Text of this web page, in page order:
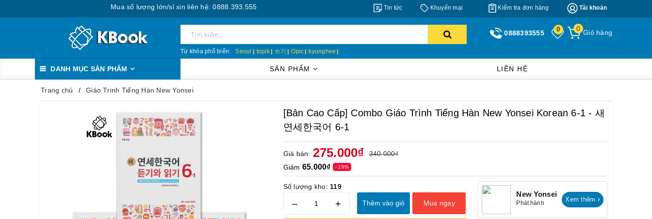
Mua số lượng lớn/sỉ xin liên hệ: 0888.393.555 Tài khoản
Kiểm tra đơn hàng
Khuyến mại
Tin tức
Từ khóa phổ biến: Seoul topik 쓰기 Opic kyunghee
Giỏ hàng
0
0
0888393555
DANH MỤC SẢN PHẨM SẢN PHẨM LIÊN HỆ
Trang chủ Giáo Trình Tiếng Hàn New Yonsei
[Bản Cao Cấp] Combo Giáo Trình Tiếng Hàn New Yonsei Korean 6-1 - 새
연세한국어 6-1
Giá bán: 275.000₫
340.000₫
Giảm 65.000₫ - 19%
Số lượng kho: 119
– + Thêm vào giỏ Mua ngay
New Yonsei
Phát hành Xem thêm